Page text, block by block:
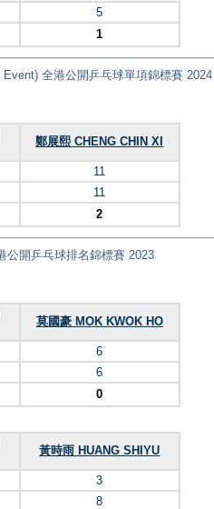
5
1
全港公開乒乓球單項錦標賽 2024
鄭展熙 CHENG CHIN XI
11
11
2
公開乒乓球排名錦標賽 2023
莫國豪 MOK KWOK HO
6
6
0
黃時雨 HUANG SHIYU
3
8